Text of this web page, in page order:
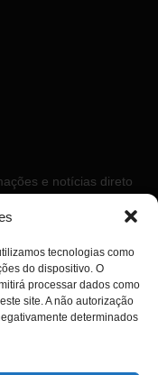
tecnologias como
do dispositivo. O
processar dados como
site. A não autorização
determinados
e notícias direto